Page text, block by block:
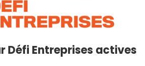
Défi Entreprises actives